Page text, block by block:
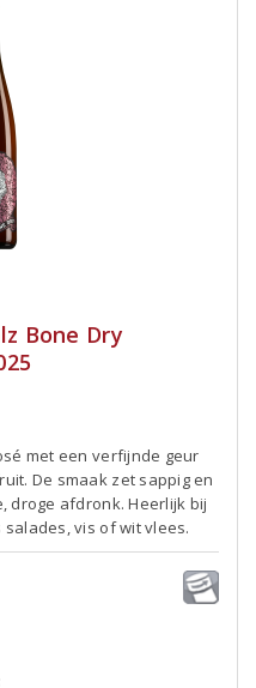
Bone Dry
met een verfijnde geur
De smaak zet sappig en
droge afdronk. Heerlijk bij
vis of wit vlees.